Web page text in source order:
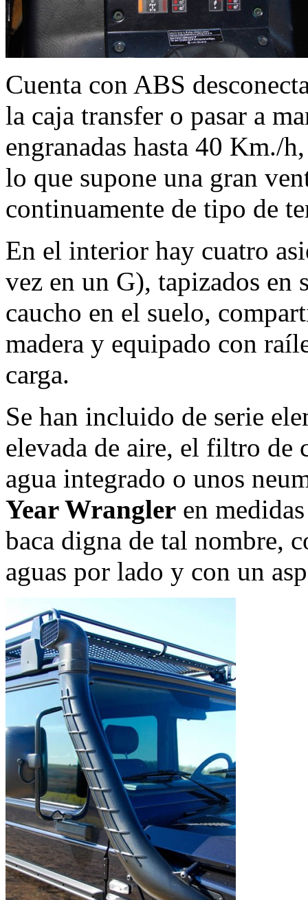
Cuenta con ABS
la caja transfer o pasar a
engranadas hasta 40 Km./
lo que supone una gran
continuamente de tipo de
En el interior hay cuatro
vez en un G), tapizados
caucho en el suelo,
madera y equipado con
carga.
Se han incluido de serie
elevada de aire, el filtro de
agua integrado o unos
Year Wrangler en
baca digna de tal nombre,
aguas por lado y con un